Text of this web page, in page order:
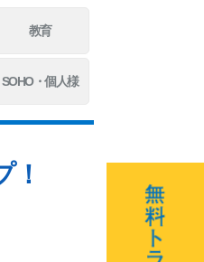
教育
SOHO・個人様
！